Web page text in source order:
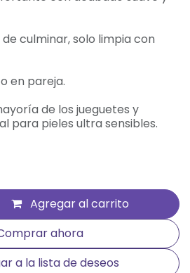
culminar, solo limpia con
en pareja.
de los jueguetes y
para pieles ultra sensibles.
Agregar al carrito
ahora
a la lista de deseos